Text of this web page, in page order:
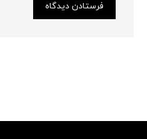
فرستادن دیدگاه